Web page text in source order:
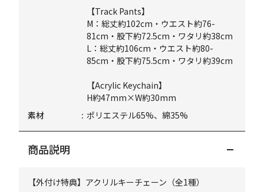
【Track Pants】
M：総丈約102cm・ウエスト約76-
81cm・股下約72.5cm・ワタリ約38cm
L：総丈約106cm・ウエスト約80-
85cm・股下約75.5cm・ワタリ約39cm
【Acrylic Keychain】
H約47mm×W約30mm
素材
ポリエステル65%、綿35%
商品説明
【外付け特典】アクリルキーチェーン（全1種）